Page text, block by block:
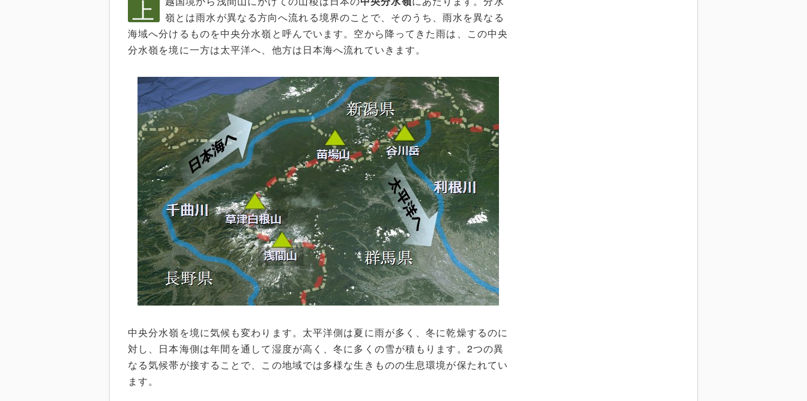
上
嶺とは雨水が異なる方向へ流れる境界のことで、そのうち、雨水を異なる
海域へ分けるものを中央分水嶺と呼んでいます。空から降ってきた雨は、この中央
分水嶺を境に一方は太平洋へ、他方は日本海へ流れていきます。
中央分水嶺を境に気候も変わります。太平洋側は夏に雨が多く、冬に乾燥するのに
対し、日本海側は年間を通して湿度が高く、冬に多くの雪が積もります。2つの異
なる気候帯が接することで、この地域では多様な生きものの生息環境が保たれてい
ます。